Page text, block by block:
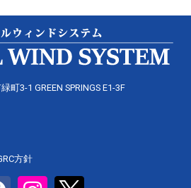
町3-1 GREEN SPRINGS E1-3F
方針